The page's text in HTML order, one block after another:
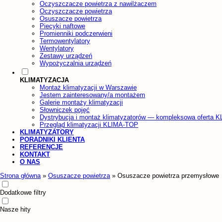
Oczyszczacze powietrza z nawilżaczem
Oczyszczacze powietrza
Osuszacze powietrza
Piecyki naftowe
Promienniki podczerwieni
Termowentylatory
Wentylatory
Zestawy urządzeń
Wypożyczalnia urządzeń
KLIMATYZACJA
Montaż klimatyzacji w Warszawie
Jestem zainteresowany/a montażem
Galerie montaży klimatyzacji
Słowniczek pojęć
Dystrybucja i montaż klimatyzatorów — kompleksowa oferta
Przegląd klimatyzacji KLIMA-TOP
KLIMATYZATORY
PORADNIKI KLIENTA
REFERENCJE
KONTAKT
O NAS
Strona główna » Osuszacze powietrza » Osuszacze powietrza przemysłowe
Dodatkowe filtry
Nasze hity